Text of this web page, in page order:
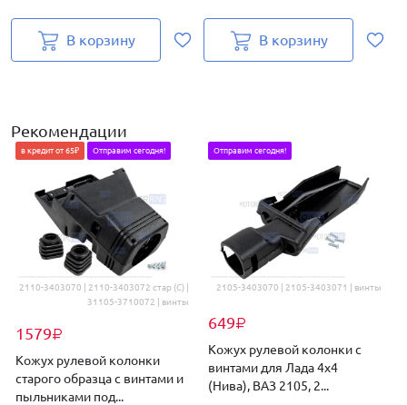
В корзину В корзину
Рекомендации
2110-3403070 | 2110-3403072 стар (С) |
31105-3710072 | винты
1579₽
в кредит от 65₽ Отправим сегодня!
Кожух рулевой колонки
старого образца с винтами и
пыльниками под...
2105-3403070 | 2105-3403071 | винты
649₽
Отправим сегодня!
Кожух рулевой колонки с
винтами для Лада 4х4
(Нива), ВАЗ 2105, 2...